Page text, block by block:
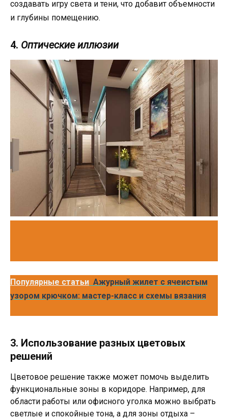
создавать игру света и тени, что добавит объемности
и глубины помещению.
4. Оптические иллюзии
Популярные статьи Ажурный жилет с ячеистым
узором крючком: мастер-класс и схемы вязания
3. Использование разных цветовых
решений
Цветовое решение также может помочь выделить
функциональные зоны в коридоре. Например, для
области работы или офисного уголка можно выбрать
светлые и спокойные тона, а для зоны отдыха –